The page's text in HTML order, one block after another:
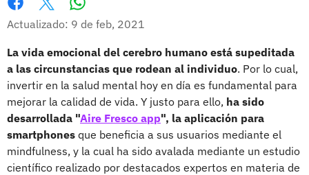
Facebook
X
Actualizado: 9 de feb, 2021
La vida emocional del cerebro humano está supeditada
a las circunstancias que rodean al individuo. Por lo cual,
invertir en la salud mental hoy en día es fundamental para
mejorar la calidad de vida. Y justo para ello, ha sido
desarrollada "Aire Fresco app", la aplicación para
smartphones que beneficia a sus usuarios mediante el
mindfulness, y la cual ha sido avalada mediante un estudio
científico realizado por destacados expertos en materia de